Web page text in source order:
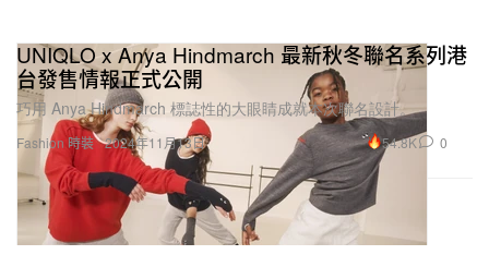
Fashion 時裝
UNIQLO x Anya Hindmarch 最新秋冬聯名系列港
台發售情報正式公開
巧用 Anya Hindmarch 標誌性的大眼睛成就本次聯名設計。
2024年11月13日 54.8K 0